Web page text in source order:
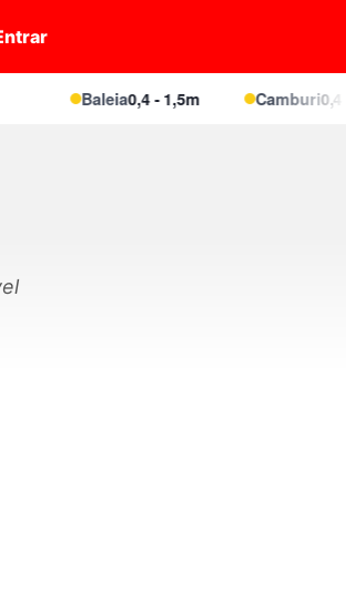
Baleia0,4 - 1,5m Camburi0,4 -